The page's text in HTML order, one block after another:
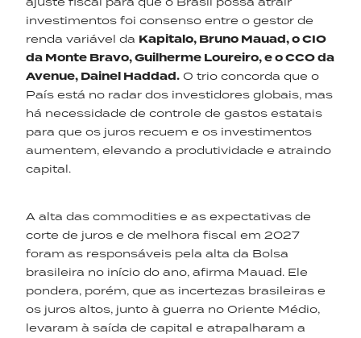
investimentos foi consenso entre o gestor de
renda variável da Kapitalo, Bruno Mauad, o CIO
da Monte Bravo, Guilherme Loureiro, e o CCO da
Avenue, Dainel Haddad. O trio concorda que o
País está no radar dos investidores globais, mas
há necessidade de controle de gastos estatais
para que os juros recuem e os investimentos
aumentem, elevando a produtividade e atraindo
capital.
A alta das commodities e as expectativas de
corte de juros e de melhora fiscal em 2027
foram as responsáveis pela alta da Bolsa
brasileira no início do ano, afirma Mauad. Ele
pondera, porém, que as incertezas brasileiras e
os juros altos, junto à guerra no Oriente Médio,
levaram à saída de capital e atrapalharam a